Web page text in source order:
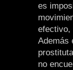
es
efectivo,
Además
no